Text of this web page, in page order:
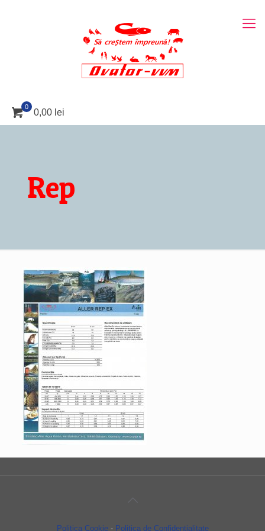
0
0,00 lei
Rep
Politica Cookie- Politica de Confidenţialitate